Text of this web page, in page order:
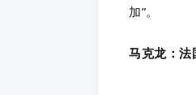
加”。
马克龙：法